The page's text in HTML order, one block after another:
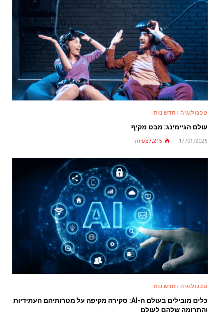
טכנולוגיה וחדשנות
עולם הגיימינג: מבט מקיף
17/01/2025
7,215 צפיות
טכנולוגיה וחדשנות
כלים מובילים בעולם ה-AI: סקירה מקיפה על מטרותיהם העתידיות
והתרומה שלהם לעולם